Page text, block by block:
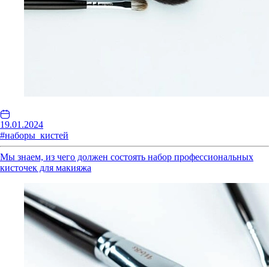
19.01.2024
#наборы_кистей
Мы знаем, из чего должен состоять набор профессиональных
кисточек для макияжа